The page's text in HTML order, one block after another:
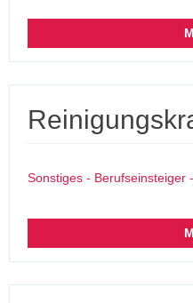
Sonstiges - Berufseinsteiger